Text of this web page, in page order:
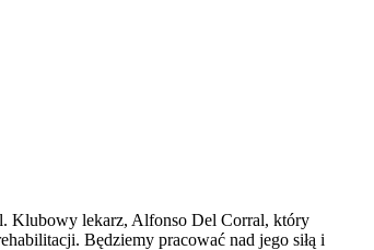
Klubowy lekarz, Alfonso Del Corral, który
Będziemy pracować nad jego siłą i